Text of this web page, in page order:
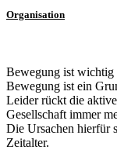
Organisation
Bewegung ist wichtig
Bewegung ist ein
Leider rückt die
Gesellschaft immer
Die Ursachen hierfür
Zeitalter.